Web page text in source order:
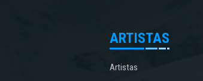
ARTISTAS
Artistas